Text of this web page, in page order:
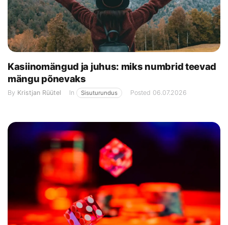
Kasiinomängud ja juhus: miks numbrid teevad
mängu põnevaks
By Kristjan Rüütel In Sisuturundus Posted 06.07.2026